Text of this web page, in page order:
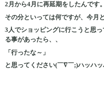
2月から4月に再延期をしたんです。
その分といっては何ですが、今月
3人でショッピングに行こうと思
る事があったら、、
「行ったな～」
と思ってください(￣∇￣;)ハッハ